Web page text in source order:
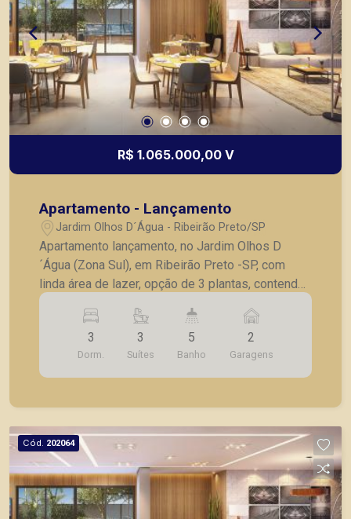
R$ 1.065.000,00 V
Apartamento - Lançamento
Jardim Olhos D´Água - Ribeirão Preto/SP
Apartamento lançamento, no Jardim Olhos D
´Água (Zona Sul), em Ribeirão Preto -SP, com
linda área de lazer, opção de 3 plantas, contendo:
- 3 suítes; - Sala 2 ambientes; - Lavabo; -
Cozinha; - Lavanderia; - Varanda gourmet; - Laje
técnica; - 2 vagas de garagem. - Fotos do
decorado. * Entrega prevista para Fevereiro de
2024. * Consultar valores atualizados e unidades
3
Dorm.
3
Suítes
5
Banho
2
Garagens
Cód. 202064